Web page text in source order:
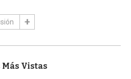
Más Vistas